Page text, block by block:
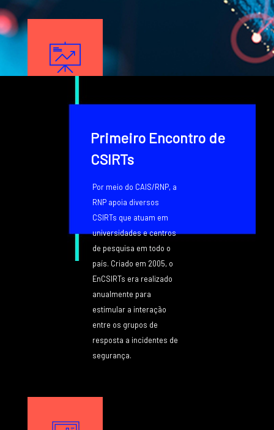
Texto
Primeiro Encontro de
CSIRTs
Por meio do CAIS/RNP, a
RNP apoia diversos
CSIRTs que atuam em
universidades e centros
de pesquisa em todo o
país. Criado em 2005, o
EnCSIRTs era realizado
anualmente para
estimular a interação
entre os grupos de
resposta a incidentes de
segurança.
Texto